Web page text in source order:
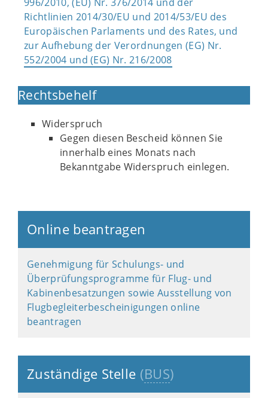
Richtlinien 2014/30/EU und 2014/53/EU des
Europäischen Parlaments und des Rates, und
zur Aufhebung der Verordnungen (EG) Nr.
552/2004 und (EG) Nr. 216/2008
Rechtsbehelf
Widerspruch
Gegen diesen Bescheid können Sie
innerhalb eines Monats nach
Bekanntgabe Widerspruch einlegen.
Online beantragen
Genehmigung für Schulungs- und
Überprüfungsprogramme für Flug- und
Kabinenbesatzungen sowie Ausstellung von
Flugbegleiterbescheinigungen online
beantragen
Zuständige Stelle (BUS)